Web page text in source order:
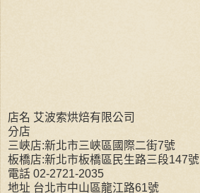
店名 艾波索烘焙有限公司
分店
三峽店:新北市三峽區國際二街7號
板橋店:新北市板橋區民生路三段147號
電話 02-2721-2035
地址 台北市中山區龍江路61號